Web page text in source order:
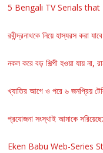
5 Bengali TV Serials
রবীন্দ্রনাথকে নিয়ে হাস্যরস করা
নকল করে বড় শিল্পী হওয়া যায় না,
খ্যাতির আগে ও পরে ৬ জনপ্রিয়
প্রযোজনা সংস্থাই আমাকে
Eken Babu Web-Series